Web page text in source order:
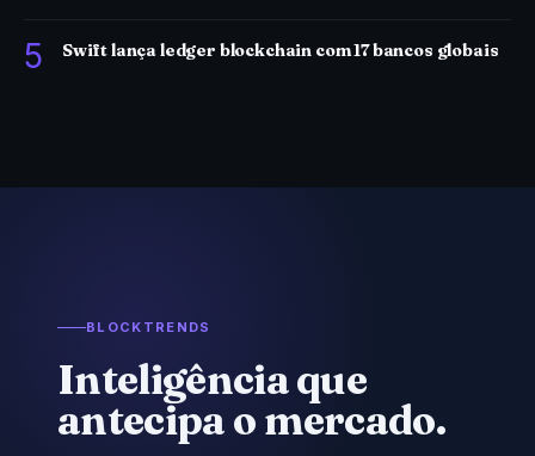
5 Swift lança ledger blockchain com 17 bancos globais
BLOCKTRENDS
Inteligência que
antecipa o mercado.